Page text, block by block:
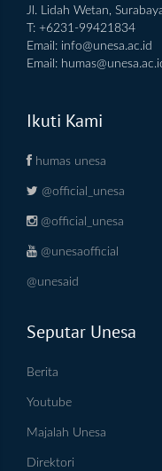
Jl. Lidah Wetan,
T: +6231-99421834
Email: info@unesa.ac.id
Email:
Ikuti Kami
humas unesa
@official_unesa
@official_unesa
@unesaofficial
@unesaid
Seputar Unesa
Berita
Youtube
Majalah Unesa
Direktori